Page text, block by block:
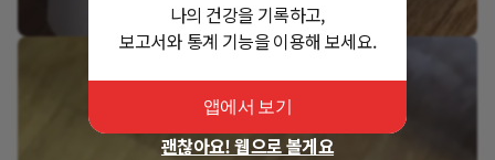
나의 건강을 기록하고,
보고서와 통계 기능을 이용해 보세요.
앱에서 보기
괜찮아요! 웹으로 볼게요